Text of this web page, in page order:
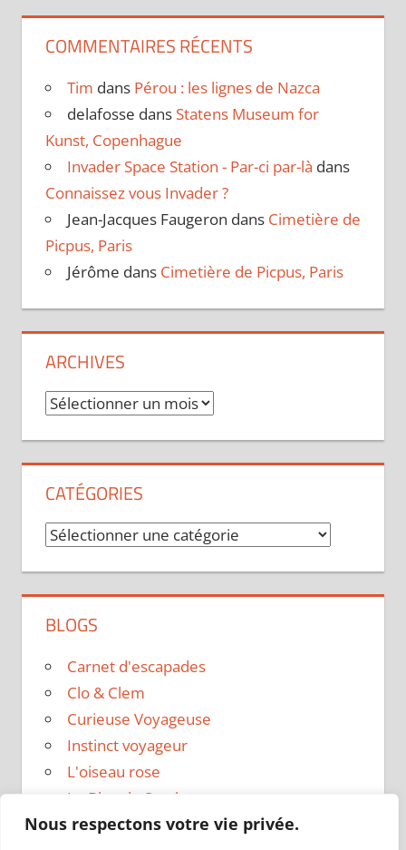
Nous respectons votre vie privée.
COMMENTAIRES RÉCENTS
Tim dans Pérou : les lignes de Nazca
delafosse dans Statens Museum for
Kunst, Copenhague
Invader Space Station - Par-ci par-là dans
Connaissez vous Invader ?
Jean-Jacques Faugeron dans Cimetière de
Picpus, Paris
Jérôme dans Cimetière de Picpus, Paris
ARCHIVES
Archives
CATÉGORIES
Catégories
BLOGS
Carnet d'escapades
Clo & Clem
Curieuse Voyageuse
Instinct voyageur
L'oiseau rose
Le Blog de Sarah
Le sac a dos